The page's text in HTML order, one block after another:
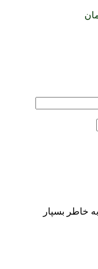
خاطر بسپار